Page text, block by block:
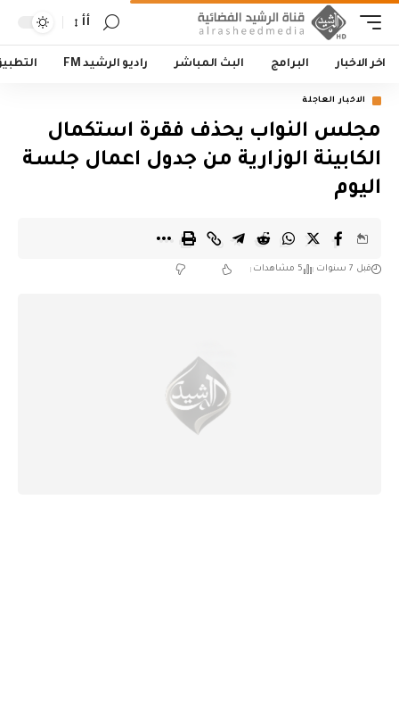
أأ
اخر الاخبار البرامج البث المباشر راديو الرشيد FM
الاخبار العاجلة
مجلس النواب يحذف فقرة استكمال
الكابينة الوزارية من جدول اعمال جلسة
اليوم
قبل 7 سنوات 5 مشاهدات